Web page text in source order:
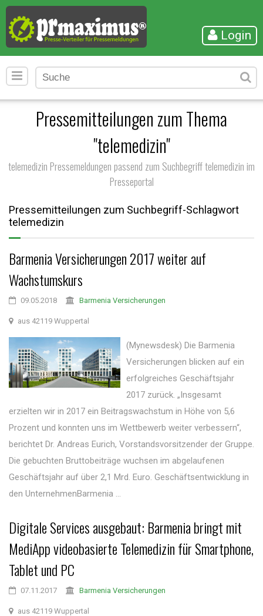
Login
Pressemitteilungen zum Thema
"telemedizin"
telemedizin Pressemeldungen passend zum Suchbegriff telemedizin im
Presseportal
Pressemitteilungen zum Suchbegriff-Schlagwort
telemedizin
Barmenia Versicherungen 2017 weiter auf
Wachstumskurs
09.05.2018 Barmenia Versicherungen
aus 42119 Wuppertal
(Mynewsdesk) Die Barmenia
Versicherungen blicken auf ein
erfolgreiches Geschäftsjahr
2017 zurück. „Insgesamt
erzielten wir in 2017 ein Beitragswachstum in Höhe von 5,6
Prozent und konnten uns im Wettbewerb weiter verbessern“,
berichtet Dr. Andreas Eurich, Vorstandsvorsitzender der Gruppe.
Die gebuchten Bruttobeiträge wuchsen im abgelaufenen
Geschäftsjahr auf über 2,1 Mrd. Euro. Geschäftsentwicklung in
den UnternehmenBarmenia ...
Digitale Services ausgebaut: Barmenia bringt mit
MediApp videobasierte Telemedizin für Smartphone,
Tablet und PC
07.11.2017 Barmenia Versicherungen
aus 42119 Wuppertal